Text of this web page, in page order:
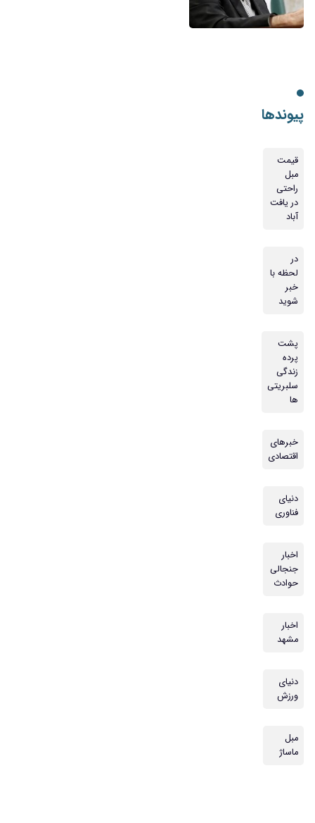
پیوندها
قیمت
مبل
راحتی
در یافت
آباد
در
لحظه با
خبر
شوید
پشت
پرده
زندگی
سلبریتی
ها
خبرهای
اقتصادی
دنیای
فناوری
اخبار
جنجالی
حوادث
اخبار
مشهد
دنیای
ورزش
مبل
ماساژ